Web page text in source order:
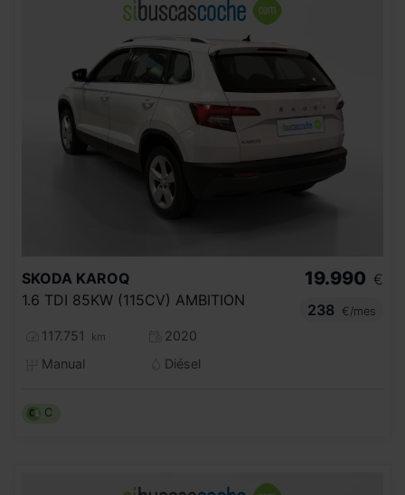
SKODA KAROQ
1.6 TDI 85KW (115CV) AMBITION
117.751 km
2020
Manual
Diésel
19.990 €
238
€/mes
C